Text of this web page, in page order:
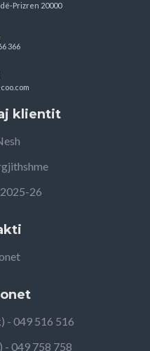
Prizren 20000
366
klientit
26
- 049 516 516
- 049 758 758